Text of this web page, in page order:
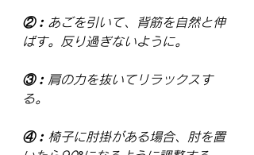
②︰あごを引いて、背筋を自然と伸
ばす。反り過ぎないように。
③︰肩の力を抜いてリラックスす
る。
④︰椅子に肘掛がある場合、肘を置